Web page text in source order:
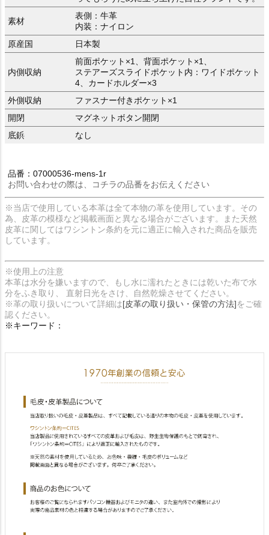
素材
表側：牛革
内装：ナイロン
原産国
日本製
内側収納
前面ポケット×1、背面ポケット×1、
ステアーズスライドポケット内：ワイドポケット
4、カードホルダー×3
外側収納
ファスナー付きポケット×1
開閉
マグネットボタン開閉
底鋲
なし
品番：07000536-mens-1r
お問い合わせの際は、コチラの品番をお伝えください
※当店で使用している本革は全て本物の革を使用しています。その
為、皮革の模様など掲載画面と異なる場合がございます。また天然
皮革に関してはワシントン条約を元に適正に輸入された商品を販売
しています。
※使用上の注意
本革は水分を嫌いますので、もし水に濡れたときには乾いた布で水
分をふき取り、 直射日光をさけ、自然乾燥させてください。
※革の取り扱いについて詳細は[皮革の取り扱い・保管の方法]をご確
認ください。
※キーワード：